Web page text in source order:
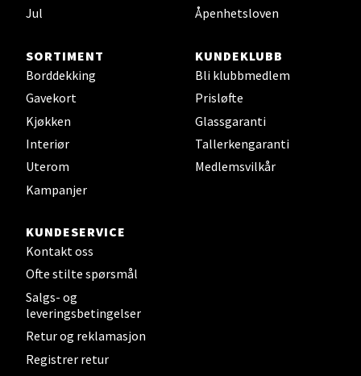
Jul
Åpenhetsloven
SORTIMENT
Borddekking
Gavekort
Kjøkken
Interiør
Uterom
Kampanjer
KUNDEKLUBB
Bli klubbmedlem
Prisløfte
Glassgaranti
Tallerkengaranti
Medlemsvilkår
KUNDESERVICE
Kontakt oss
Ofte stilte spørsmål
Salgs- og
leveringsbetingelser
Retur og reklamasjon
Registrer retur
Steinkjer - Thon Senter Steinkjer
Sjøfartsgata 2, 7714 Steinkjer
Åpent i dag 10-20
0 i butikk
Velg
Leirvik - Stord
Åpent i dag 10-17
0 i butikk